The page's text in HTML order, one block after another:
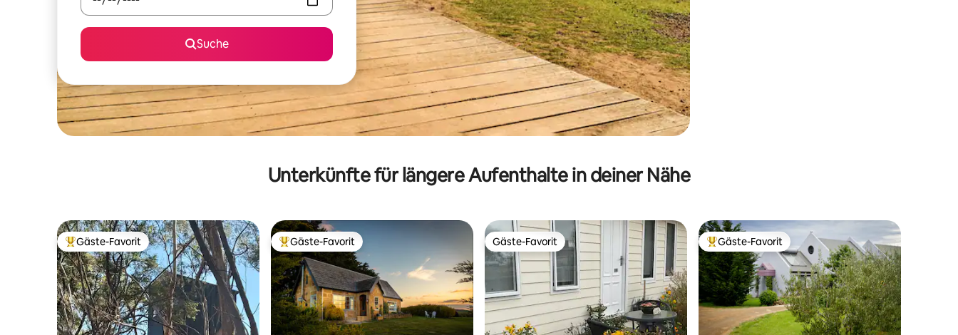
Suche
Unterkünfte für längere Aufenthalte in deiner Nähe
Beliebter Gäste-Favorit.
Gäste-Favorit Beliebter Gäste-Favorit.
Gäste-Favorit Gäste-Favorit
Gäste-Favorit Beliebter Gäste-Favorit.
Gäste-Favorit